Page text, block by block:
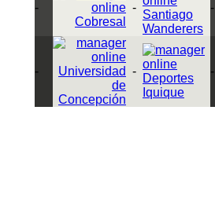
-
Cobresal
-
Santiago
Wanderers
-
-
Universidad
de
Concepción
-
Deportes
Iquique
-